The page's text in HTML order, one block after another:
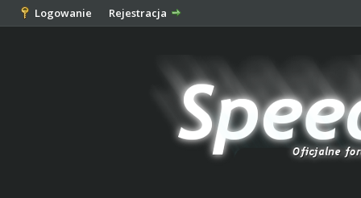
Logowanie Rejestracja